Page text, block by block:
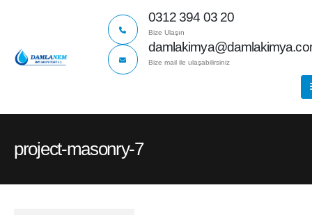
0312 394 03 20
Bize Ulaşın
Bize mail ile ulaşabilirsiniz
project-masonry-7